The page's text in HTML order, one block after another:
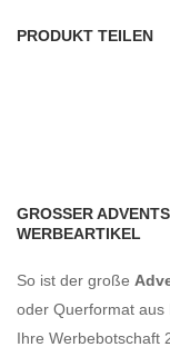
PRODUKT TEILEN
GROSSER
ERBEARTIKEL
So ist der große
oder Querformat aus
Ihre Werbebotschaft